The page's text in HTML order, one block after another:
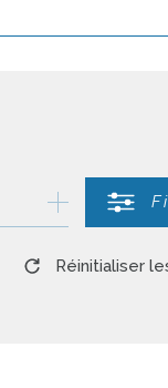
Réinitialiser